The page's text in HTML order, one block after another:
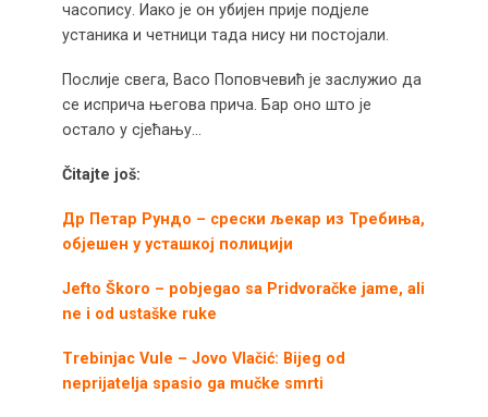
часопису. Иако је он убијен прије подјеле
устаника и четници тада нису ни постојали.
Послије свега, Васo Поповчевић је заслужио да
се исприча његова прича. Бар оно што је
остало у сјећању…
Čitajte još:
Др Петар Рундо – срески љекар из Требиња,
објешен у усташкој полицији
Jefto Škoro – pobjegao sa Pridvoračke jame, ali
ne i od ustaške ruke
Trebinjac Vule – Jovo Vlačić: Bijeg od
neprijatelja spasio ga mučke smrti